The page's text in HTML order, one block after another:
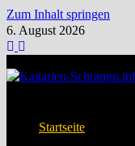
Zum Inhalt springen
6. August 2026
Startseite